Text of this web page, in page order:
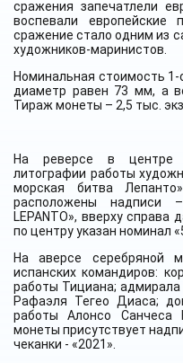
сражения запечатлели
воспевали
сражение стало одним из
художников-маринистов.
Номинальная стоимость
диаметр равен 73 мм, а
Тираж монеты – 2,5 тыс. экз.
На реверсе в центре
литографии работы
морская битва
расположены надписи
LEPANTO», вверху справа
по центру указан номинал
На аверсе серебряной
испанских командиров:
работы Тициана;
Рафаэля Тегео Диаса;
работы Алонсо Санчеса
монеты присутствует
чеканки - «2021».